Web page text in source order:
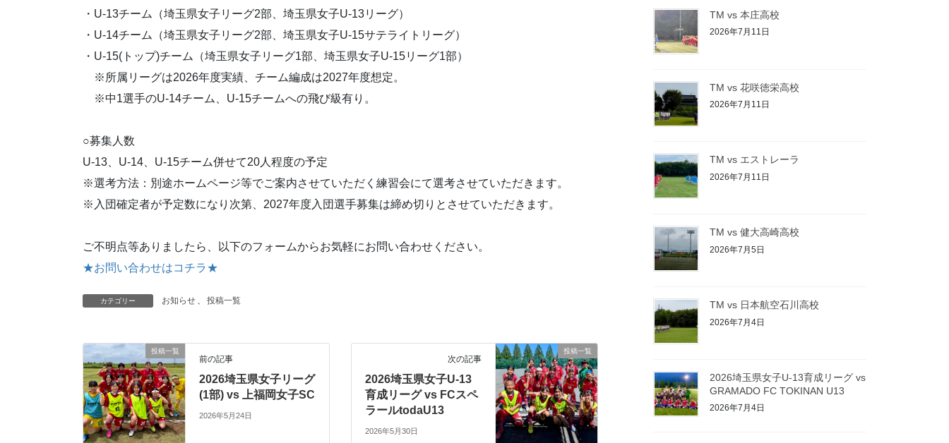
・U-13チーム（埼玉県女子リーグ2部、埼玉県女子U-13リーグ）
・U-14チーム（埼玉県女子リーグ2部、埼玉県女子U-15サテライトリーグ）
・U-15(トップ)チーム（埼玉県女子リーグ1部、埼玉県女子U-15リーグ1部）
※所属リーグは2026年度実績、チーム編成は2027年度想定。
※中1選手のU-14チーム、U-15チームへの飛び級有り。
○募集人数
U-13、U-14、U-15チーム併せて20人程度の予定
※選考方法：別途ホームページ等でご案内させていただく練習会にて選考させていただきます。
※入団確定者が予定数になり次第、2027年度入団選手募集は締め切りとさせていただきます。
ご不明点等ありましたら、以下のフォームからお気軽にお問い合わせください。
★お問い合わせはコチラ★
カテゴリー お知らせ 、 投稿一覧
投稿一覧
前の記事
2026埼玉県女子リーグ
(1部) vs 上福岡女子SC
2026年5月24日
投稿一覧
次の記事
2026埼玉県女子U-13
育成リーグ vs FCスペ
ラールtodaU13
2026年5月30日
TM vs 本庄高校
2026年7月11日
TM vs 花咲徳栄高校
2026年7月11日
TM vs エストレーラ
2026年7月11日
TM vs 健大高崎高校
2026年7月5日
TM vs 日本航空石川高校
2026年7月4日
2026埼玉県女子U-13育成リーグ vs
GRAMADO FC TOKINAN U13
2026年7月4日